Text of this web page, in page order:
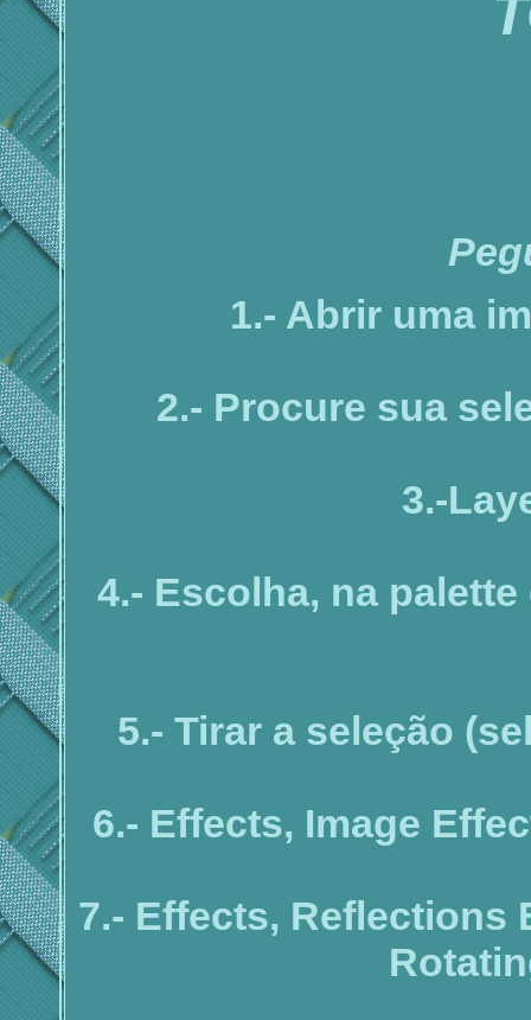
1.- Abrir uma
2.- Procure sua
3.-
4.- Escolha, na
5.- Tirar a seleção
6.- Effects, Image
7.- Effects, Reflections